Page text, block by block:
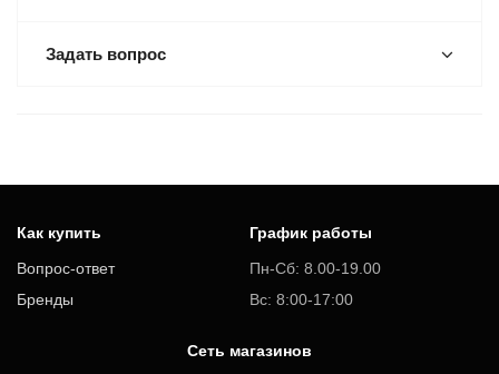
Задать вопрос
Как купить
Вопрос-ответ
Бренды
График работы
Пн-Сб: 8.00-19.00
Вс: 8:00-17:00
Cеть магазинов